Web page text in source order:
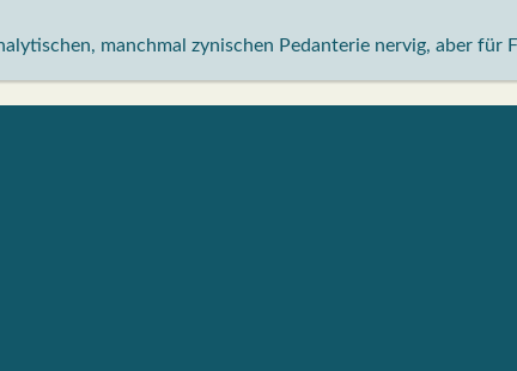
manchmal zynischen Pedanterie nervig, aber für